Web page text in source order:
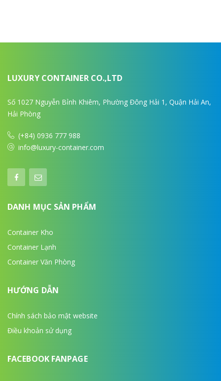
LUXURY CONTAINER CO.,LTD
Số 1027 Nguyễn Bỉnh Khiêm, Phường Đông Hải 1, Quận Hải An,
Hải Phòng
(+84) 0936 777 988
info@luxury-container.com
DANH MỤC SẢN PHẨM
Container Kho
Container Lạnh
Container Văn Phòng
HƯỚNG DẪN
Chính sách bảo mật website
Điều khoản sử dụng
FACEBOOK FANPAGE